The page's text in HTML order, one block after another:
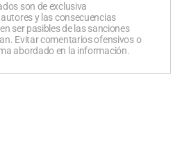
son de exclusiva
y las consecuencias
ser pasibles de las sanciones
Evitar comentarios ofensivos o
abordado en la información.